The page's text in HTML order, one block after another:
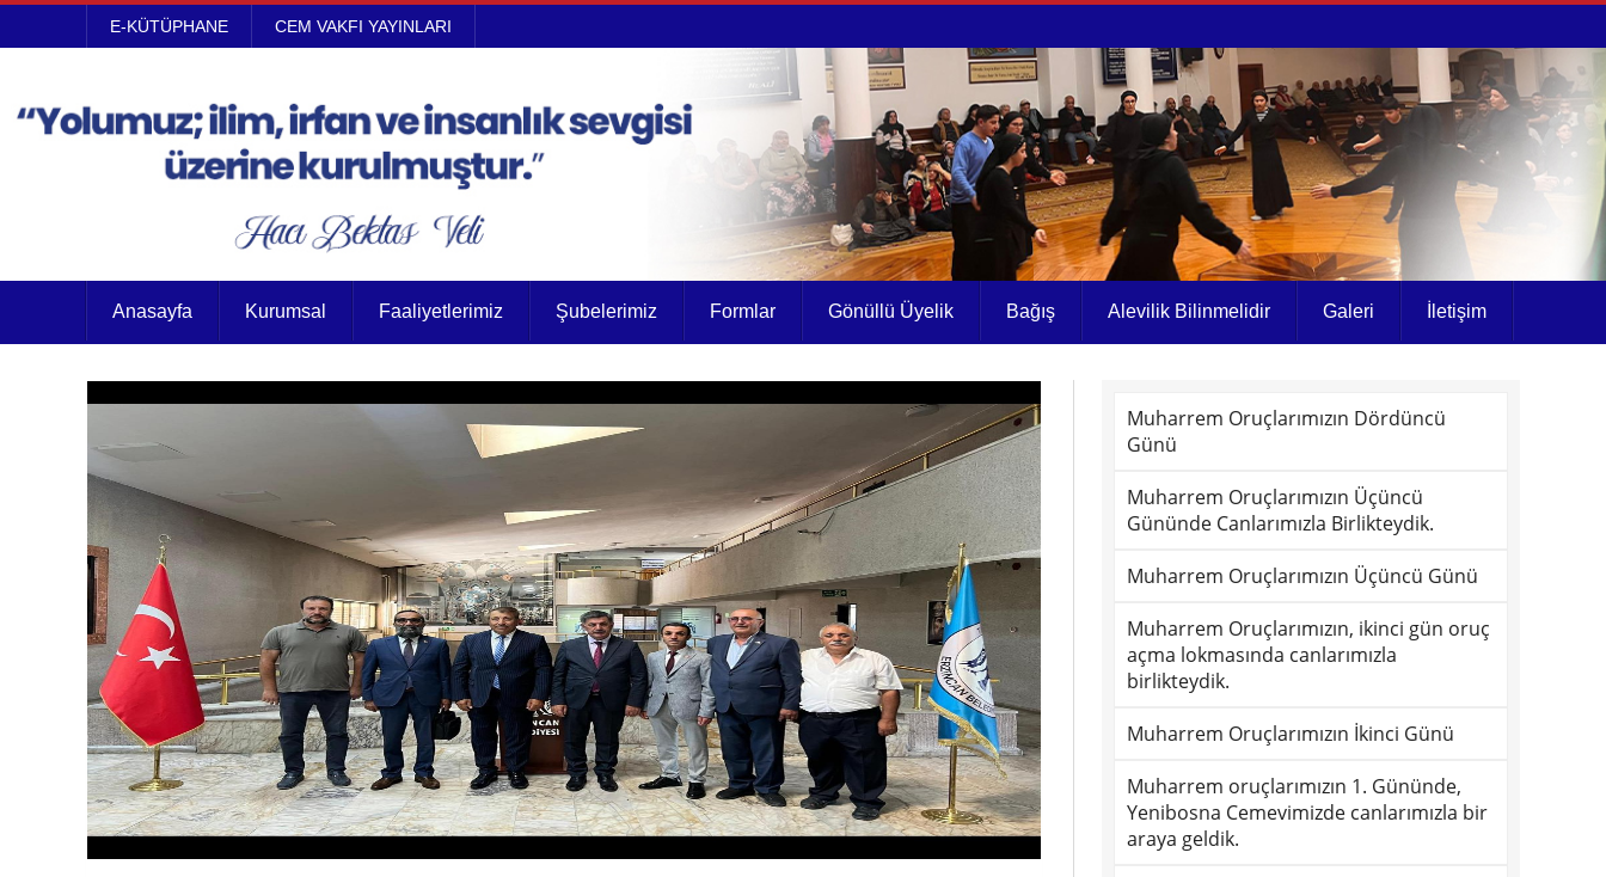
E-KÜTÜPHANE CEM VAKFI YAYINLARI
Anasayfa Kurumsal Faaliyetlerimiz Şubelerimiz Formlar Gönüllü Üyelik Bağış Alevilik Bilinmelidir Galeri İletişim
Muharrem Oruçlarımızın Dördüncü
Günü
Muharrem Oruçlarımızın Üçüncü
Gününde Canlarımızla Birlikteydik.
Muharrem Oruçlarımızın Üçüncü Günü
Muharrem Oruçlarımızın, ikinci gün oruç
açma lokmasında canlarımızla
birlikteydik.
Muharrem Oruçlarımızın İkinci Günü
Muharrem oruçlarımızın 1. Gününde,
Yenibosna Cemevimizde canlarımızla bir
araya geldik.